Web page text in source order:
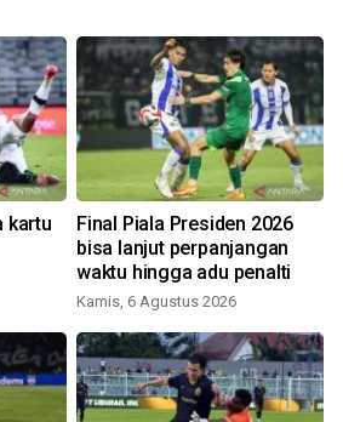
kartu
Final Piala Presiden 2026
bisa lanjut perpanjangan
waktu hingga adu penalti
Kamis, 6 Agustus 2026